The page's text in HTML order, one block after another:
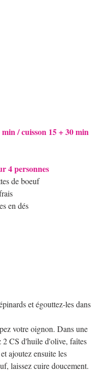
/ cuisson 15 + 30 min
4 personnes
de boeuf
en dés
et égouttez-les dans
votre oignon. Dans une
2 CS d'huile d'olive, faîtes
ajoutez ensuite les
laissez cuire doucement.